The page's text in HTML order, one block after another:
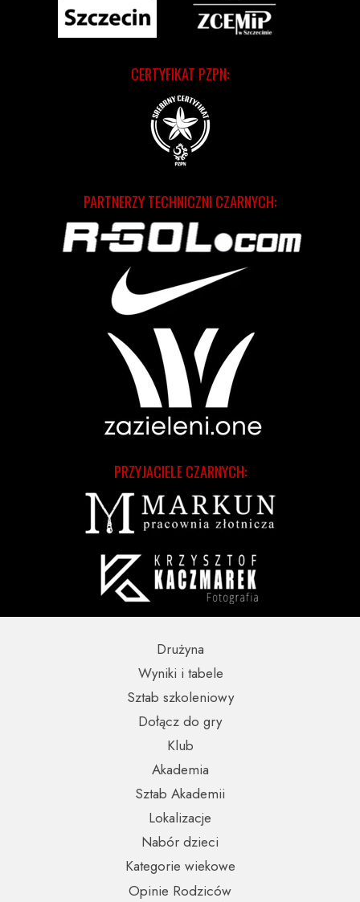
CERTYFIKAT PZPN:
PRZYJACIELE CZARNYCH:
PARTNERZY TECHNICZNI CZARNYCH:
Opinie Rodziców
Nabór dzieci
Wyniki i tabele
Kategorie wiekowe
Lokalizacje
Sztab szkoleniowy
Sztab Akademii
Dołącz do gry
Drużyna
Akademia
Klub